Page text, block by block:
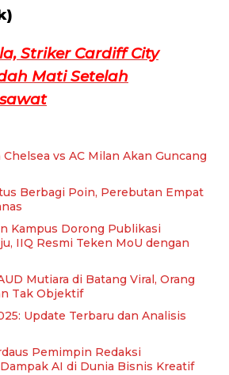
Striker Cardiff City
Mati Setelah
vs AC Milan Akan Guncang
Berbagi Poin, Perebutan Empat
Kampus Dorong Publikasi
IIQ Resmi Teken MoU dengan
Mutiara di Batang Viral, Orang
Tak Objektif
Update Terbaru dan Analisis
Pemimpin Redaksi
AI di Dunia Bisnis Kreatif